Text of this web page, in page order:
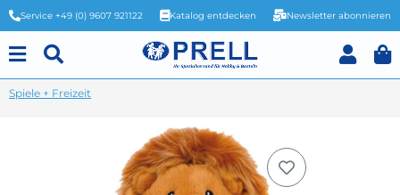
Service +49 (0) 9607 921122 Katalog entdecken Newsletter abonnieren
Spiele + Freizeit